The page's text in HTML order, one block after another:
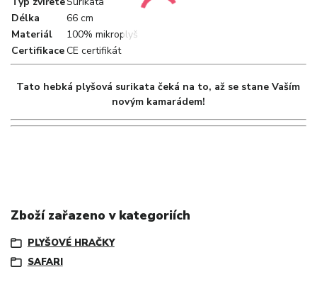
Délka
66 cm
Materiál
100% mikroplyš
CertifikaceCE certifikát
Tato hebká plyšová surikata čeká na to, až se stane Vaším
novým kamarádem!
Zboží zařazeno v kategoriích
PLYŠOVÉ HRAČKY
SAFARI